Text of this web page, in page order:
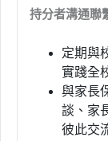
持分者溝通聯
定期與
實踐全
與家長
談、家
彼此交